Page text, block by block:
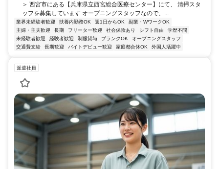
＞ 西宮市にある【兵庫県立西宮総合医療センター】にて、 清掃スタ
ッフを募集しています オープニングスタッフなので、...
業界未経験者歓迎 扶養内勤務OK 週1日からOK
副業・WワークOK
主婦・主夫歓迎
長期 フリーター歓迎 社会保険あり シフト自由
学歴不問
未経験者歓迎
経験者歓迎 制服貸与 ブランクOK
オープニングスタッフ
交通費支給
長期歓迎 バイトデビュー歓迎 家庭都合休OK 外国人活躍中
派遣社員